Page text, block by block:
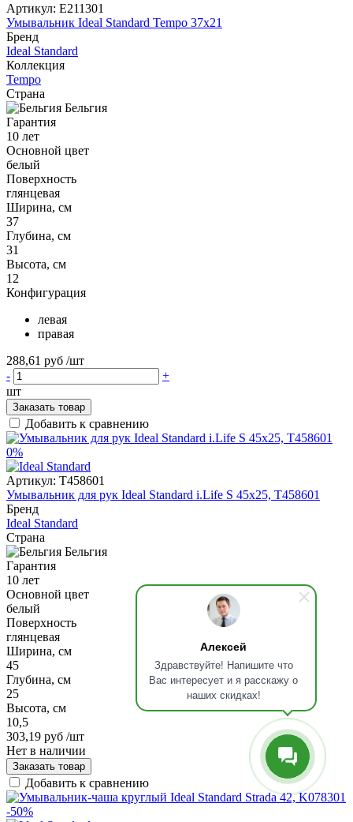
Алексей
Здравствуйте! Напишите что
Вас интересует и я расскажу о
наших скидках!
Артикул: E211301
Умывальник Ideal Standard Tempo 37x21
Бренд
Ideal Standard
Коллекция
Tempo
Страна
Бельгия
Гарантия
10 лет
Основной цвет
белый
Поверхность
глянцевая
Ширина, см
37
Глубина, см
31
Высота, см
12
Конфигурация
левая
правая
288,61 руб /шт
-
+
шт
Заказать товар
Добавить к сравнению
0%
Артикул: T458601
Умывальник для рук Ideal Standard i.Life S 45x25, T458601
Бренд
Ideal Standard
Страна
Бельгия
Гарантия
10 лет
Основной цвет
белый
Поверхность
глянцевая
Ширина, см
45
Глубина, см
25
Высота, см
10,5
303,19 руб /шт
Нет в наличии
Заказать товар
Добавить к сравнению
-50%